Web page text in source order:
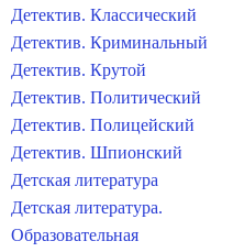
Детектив. Классический
Детектив. Криминальный
Детектив. Крутой
Детектив. Политический
Детектив. Полицейский
Детектив. Шпионский
Детская литература
Детская литература.
Образовательная